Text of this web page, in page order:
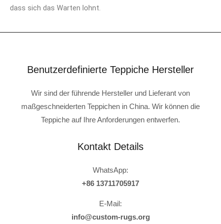
dass sich das Warten lohnt.
Benutzerdefinierte Teppiche Hersteller
Wir sind der führende Hersteller und Lieferant von
maßgeschneiderten Teppichen in China. Wir können die
Teppiche auf Ihre Anforderungen entwerfen.
Kontakt Details
WhatsApp:
+86 13711705917
E-Mail:
info@custom-rugs.org